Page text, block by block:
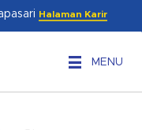
Halaman Karir
MENU
Menu